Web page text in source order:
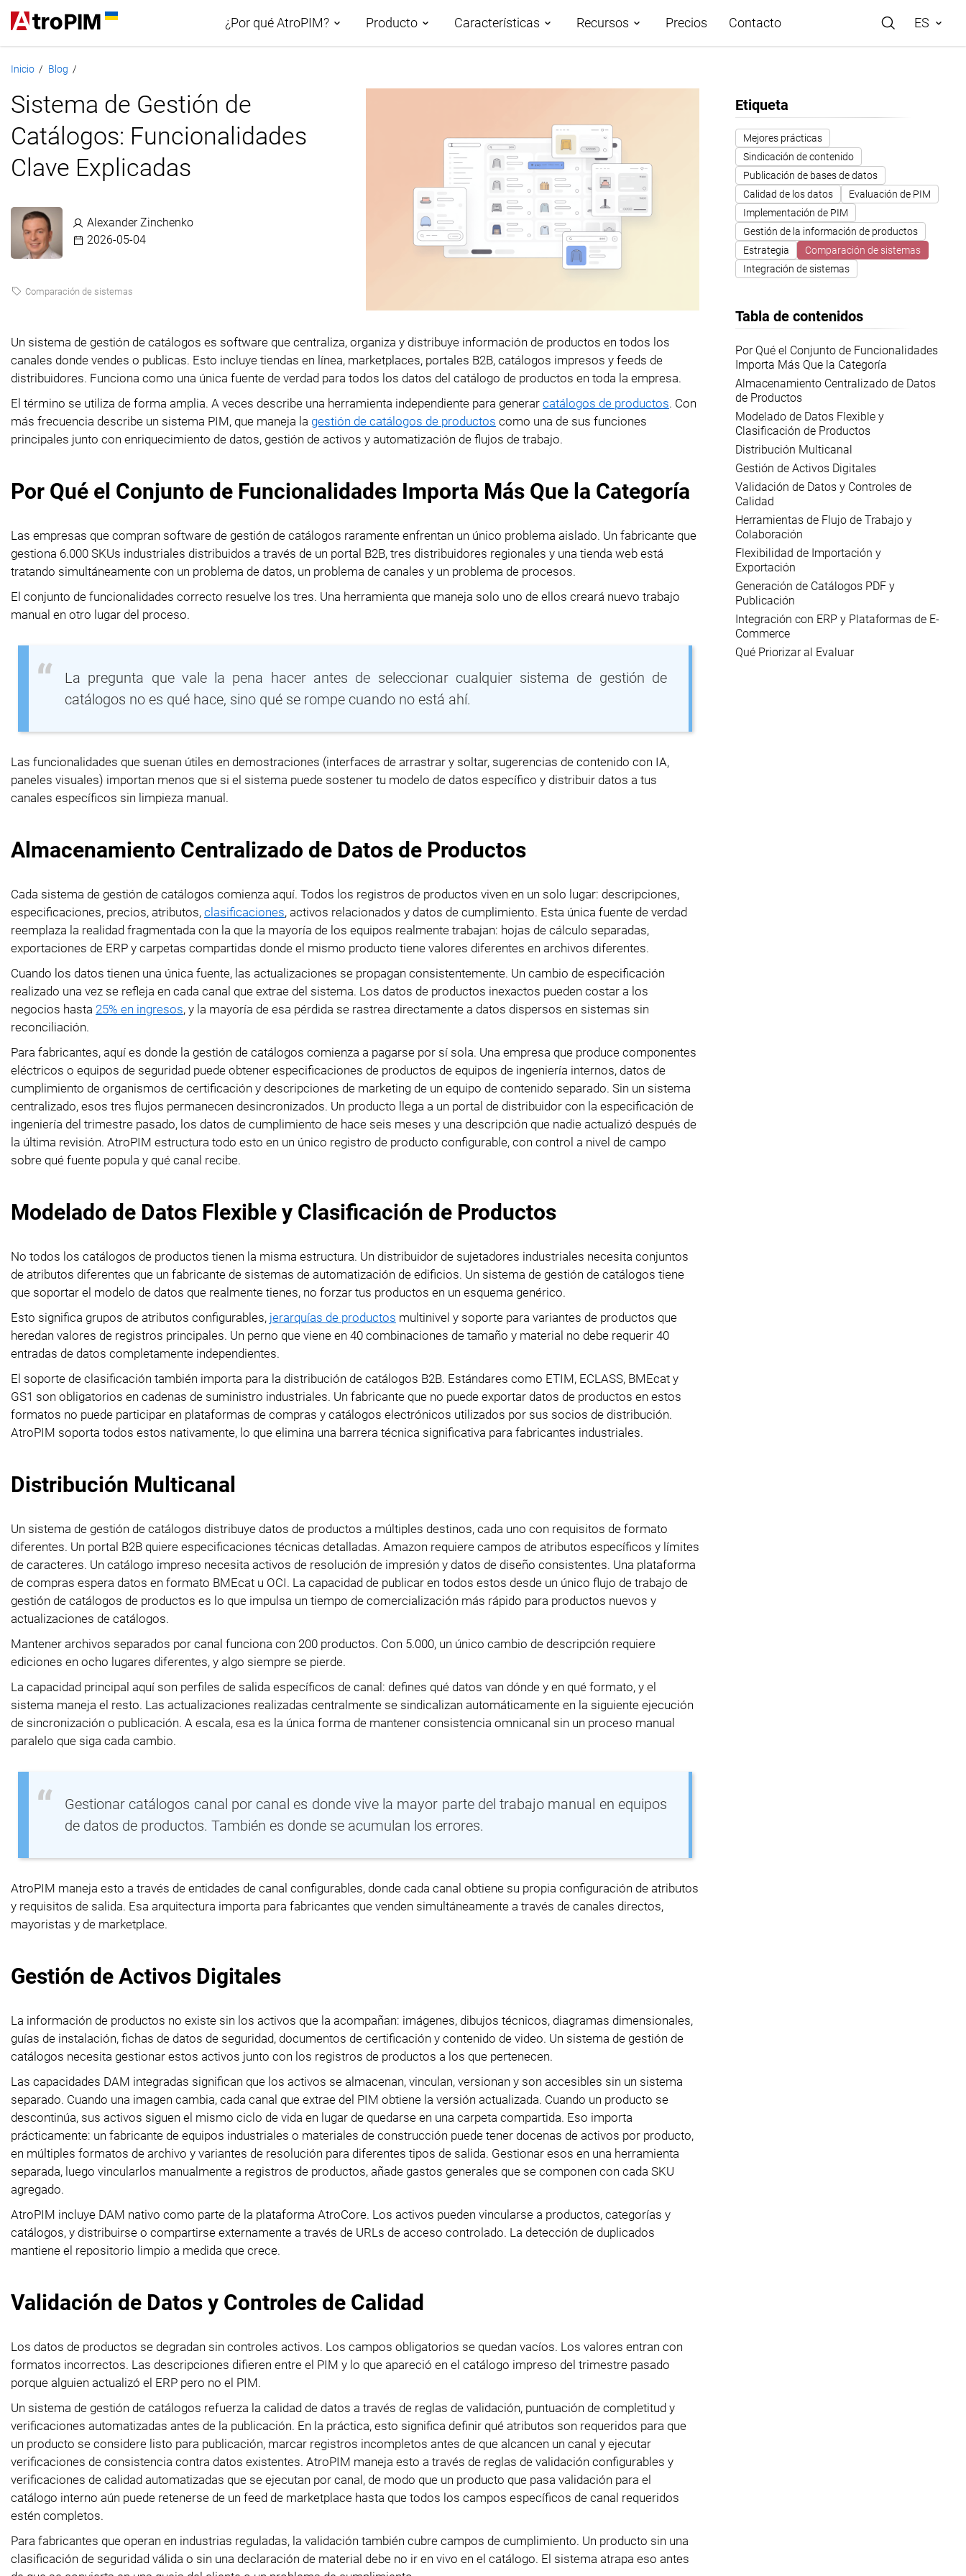
¿Por qué AtroPIM? Producto
PIM basado en IA
Clasificación de los datos del
producto
Sindicación de datos de
productos
datos
Pasaporte Digital de
Producto
Cumplimiento PPWR
Módulos
PIM Amazon Integration
Características
características
Gestión de datos
Taxonomías
Canales y atributos
Gestión de activos digitales
Exportación de datos
Recursos
Casos prácticos
AtroCore Store
Centro de ayuda
Blog
Glosario
Precios Contacto ES
Inicio / Blog /
Sistema de Gestión de
Catálogos: Funcionalidades
Clave Explicadas
Alexander Zinchenko
2026-05-04
Comparación de sistemas
Un sistema de gestión de catálogos es software que centraliza, organiza y distribuye información de productos en todos los
canales donde vendes o publicas. Esto incluye tiendas en línea, marketplaces, portales B2B, catálogos impresos y feeds de
distribuidores. Funciona como una única fuente de verdad para todos los datos del catálogo de productos en toda la empresa.
El término se utiliza de forma amplia. A veces describe una herramienta independiente para generar catálogos de productos. Con
más frecuencia describe un sistema PIM, que maneja la gestión de catálogos de productos como una de sus funciones
principales junto con enriquecimiento de datos, gestión de activos y automatización de flujos de trabajo.
Por Qué el Conjunto de Funcionalidades Importa Más Que la Categoría
Las empresas que compran software de gestión de catálogos raramente enfrentan un único problema aislado. Un fabricante que
gestiona 6.000 SKUs industriales distribuidos a través de un portal B2B, tres distribuidores regionales y una tienda web está
tratando simultáneamente con un problema de datos, un problema de canales y un problema de procesos.
El conjunto de funcionalidades correcto resuelve los tres. Una herramienta que maneja solo uno de ellos creará nuevo trabajo
manual en otro lugar del proceso.
La pregunta que vale la pena hacer antes de seleccionar cualquier sistema de gestión de
catálogos no es qué hace, sino qué se rompe cuando no está ahí.
Las funcionalidades que suenan útiles en demostraciones (interfaces de arrastrar y soltar, sugerencias de contenido con IA,
paneles visuales) importan menos que si el sistema puede sostener tu modelo de datos específico y distribuir datos a tus
canales específicos sin limpieza manual.
Almacenamiento Centralizado de Datos de Productos
Cada sistema de gestión de catálogos comienza aquí. Todos los registros de productos viven en un solo lugar: descripciones,
especificaciones, precios, atributos, clasificaciones, activos relacionados y datos de cumplimiento. Esta única fuente de verdad
reemplaza la realidad fragmentada con la que la mayoría de los equipos realmente trabajan: hojas de cálculo separadas,
exportaciones de ERP y carpetas compartidas donde el mismo producto tiene valores diferentes en archivos diferentes.
Cuando los datos tienen una única fuente, las actualizaciones se propagan consistentemente. Un cambio de especificación
realizado una vez se refleja en cada canal que extrae del sistema. Los datos de productos inexactos pueden costar a los
negocios hasta 25% en ingresos, y la mayoría de esa pérdida se rastrea directamente a datos dispersos en sistemas sin
reconciliación.
Para fabricantes, aquí es donde la gestión de catálogos comienza a pagarse por sí sola. Una empresa que produce componentes
eléctricos o equipos de seguridad puede obtener especificaciones de productos de equipos de ingeniería internos, datos de
cumplimiento de organismos de certificación y descripciones de marketing de un equipo de contenido separado. Sin un sistema
centralizado, esos tres flujos permanecen desincronizados. Un producto llega a un portal de distribuidor con la especificación de
ingeniería del trimestre pasado, los datos de cumplimiento de hace seis meses y una descripción que nadie actualizó después de
la última revisión. AtroPIM estructura todo esto en un único registro de producto configurable, con control a nivel de campo
sobre qué fuente popula y qué canal recibe.
Modelado de Datos Flexible y Clasificación de Productos
No todos los catálogos de productos tienen la misma estructura. Un distribuidor de sujetadores industriales necesita conjuntos
de atributos diferentes que un fabricante de sistemas de automatización de edificios. Un sistema de gestión de catálogos tiene
que soportar el modelo de datos que realmente tienes, no forzar tus productos en un esquema genérico.
Esto significa grupos de atributos configurables, jerarquías de productos multinivel y soporte para variantes de productos que
heredan valores de registros principales. Un perno que viene en 40 combinaciones de tamaño y material no debe requerir 40
entradas de datos completamente independientes.
El soporte de clasificación también importa para la distribución de catálogos B2B. Estándares como ETIM, ECLASS, BMEcat y
GS1 son obligatorios en cadenas de suministro industriales. Un fabricante que no puede exportar datos de productos en estos
formatos no puede participar en plataformas de compras y catálogos electrónicos utilizados por sus socios de distribución.
AtroPIM soporta todos estos nativamente, lo que elimina una barrera técnica significativa para fabricantes industriales.
Distribución Multicanal
Un sistema de gestión de catálogos distribuye datos de productos a múltiples destinos, cada uno con requisitos de formato
diferentes. Un portal B2B quiere especificaciones técnicas detalladas. Amazon requiere campos de atributos específicos y límites
de caracteres. Un catálogo impreso necesita activos de resolución de impresión y datos de diseño consistentes. Una plataforma
de compras espera datos en formato BMEcat u OCI. La capacidad de publicar en todos estos desde un único flujo de trabajo de
gestión de catálogos de productos es lo que impulsa un tiempo de comercialización más rápido para productos nuevos y
actualizaciones de catálogos.
Mantener archivos separados por canal funciona con 200 productos. Con 5.000, un único cambio de descripción requiere
ediciones en ocho lugares diferentes, y algo siempre se pierde.
La capacidad principal aquí son perfiles de salida específicos de canal: defines qué datos van dónde y en qué formato, y el
sistema maneja el resto. Las actualizaciones realizadas centralmente se sindicalizan automáticamente en la siguiente ejecución
de sincronización o publicación. A escala, esa es la única forma de mantener consistencia omnicanal sin un proceso manual
paralelo que siga cada cambio.
Gestionar catálogos canal por canal es donde vive la mayor parte del trabajo manual en equipos
de datos de productos. También es donde se acumulan los errores.
AtroPIM maneja esto a través de entidades de canal configurables, donde cada canal obtiene su propia configuración de atributos
y requisitos de salida. Esa arquitectura importa para fabricantes que venden simultáneamente a través de canales directos,
mayoristas y de marketplace.
Gestión de Activos Digitales
La información de productos no existe sin los activos que la acompañan: imágenes, dibujos técnicos, diagramas dimensionales,
guías de instalación, fichas de datos de seguridad, documentos de certificación y contenido de video. Un sistema de gestión de
catálogos necesita gestionar estos activos junto con los registros de productos a los que pertenecen.
Las capacidades DAM integradas significan que los activos se almacenan, vinculan, versionan y son accesibles sin un sistema
separado. Cuando una imagen cambia, cada canal que extrae del PIM obtiene la versión actualizada. Cuando un producto se
descontinúa, sus activos siguen el mismo ciclo de vida en lugar de quedarse en una carpeta compartida. Eso importa
prácticamente: un fabricante de equipos industriales o materiales de construcción puede tener docenas de activos por producto,
en múltiples formatos de archivo y variantes de resolución para diferentes tipos de salida. Gestionar esos en una herramienta
separada, luego vincularlos manualmente a registros de productos, añade gastos generales que se componen con cada SKU
agregado.
AtroPIM incluye DAM nativo como parte de la plataforma AtroCore. Los activos pueden vincularse a productos, categorías y
catálogos, y distribuirse o compartirse externamente a través de URLs de acceso controlado. La detección de duplicados
mantiene el repositorio limpio a medida que crece.
Validación de Datos y Controles de Calidad
Los datos de productos se degradan sin controles activos. Los campos obligatorios se quedan vacíos. Los valores entran con
formatos incorrectos. Las descripciones difieren entre el PIM y lo que apareció en el catálogo impreso del trimestre pasado
porque alguien actualizó el ERP pero no el PIM.
Un sistema de gestión de catálogos refuerza la calidad de datos a través de reglas de validación, puntuación de completitud y
verificaciones automatizadas antes de la publicación. En la práctica, esto significa definir qué atributos son requeridos para que
un producto se considere listo para publicación, marcar registros incompletos antes de que alcancen un canal y ejecutar
verificaciones de consistencia contra datos existentes. AtroPIM maneja esto a través de reglas de validación configurables y
verificaciones de calidad automatizadas que se ejecutan por canal, de modo que un producto que pasa validación para el
catálogo interno aún puede retenerse de un feed de marketplace hasta que todos los campos específicos de canal requeridos
estén completos.
Para fabricantes que operan en industrias reguladas, la validación también cubre campos de cumplimiento. Un producto sin una
clasificación de seguridad válida o sin una declaración de material debe no ir en vivo en el catálogo. El sistema atrapa eso antes
Etiqueta
Mejores prácticas
Sindicación de contenido
Publicación de bases de datos
Calidad de los datos
Evaluación de PIM
Implementación de PIM
Gestión de la información de productos
Estrategia
Comparación de sistemas
Integración de sistemas
Tabla de contenidos
Por Qué el Conjunto de Funcionalidades
Importa Más Que la Categoría
Almacenamiento Centralizado de Datos
de Productos
Modelado de Datos Flexible y
Clasificación de Productos
Distribución Multicanal
Gestión de Activos Digitales
Validación de Datos y Controles de
Calidad
Herramientas de Flujo de Trabajo y
Colaboración
Flexibilidad de Importación y
Exportación
Generación de Catálogos PDF y
Publicación
Integración con ERP y Plataformas de E-
Commerce
Qué Priorizar al Evaluar